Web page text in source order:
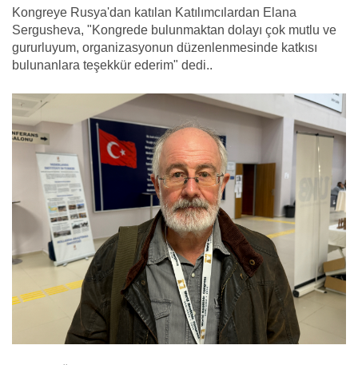
Kongreye Rusya'dan katılan Katılımcılardan Elana
Sergusheva, "Kongrede bulunmaktan dolayı çok mutlu ve
gururluyum, organizasyonun düzenlenmesinde katkısı
bulunanlara teşekkür ederim" dedi..